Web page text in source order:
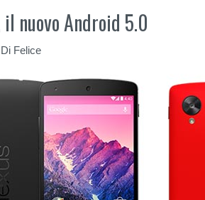
nuovo Android 5.0
Felice